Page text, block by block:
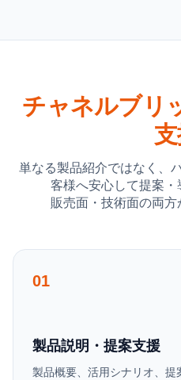
チャネルブリ
単なる製品紹介ではなく、
客様へ安心して提案・
販売面・技術面の両方
01
製品説明・提案支援
製品概要、活用シナリオ、